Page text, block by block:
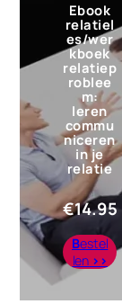
Ebook
relatiel
es/wer
kboek
relatiep
roblee
m:
leren
commu
niceren
in je
relatie
€14.95
Bestel
len >>